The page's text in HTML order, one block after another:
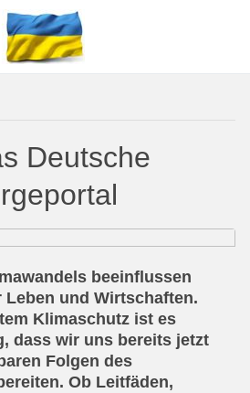
Deutsche
beeinflussen
und Wirtschaften.
Klimaschutz ist es
dass wir uns bereits jetzt
Folgen des
Ob Leitfäden,